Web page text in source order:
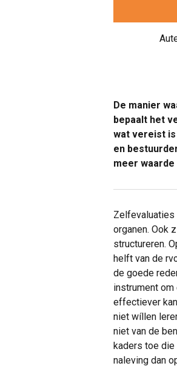
De manier
bepaalt het
wat vereist
en
meer
Zelfevaluaties
organen. Ook
structureren.
helft van de
de goede
instrument
effectiever
niet wíllen
niet van de
kaders toe
naleving dan